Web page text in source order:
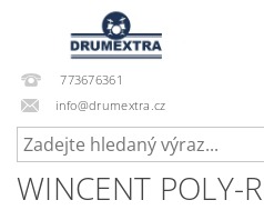
773676361
info@drumextra.cz
WINCENT POLY-